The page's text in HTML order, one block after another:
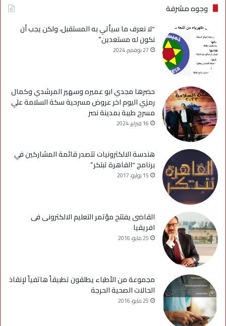
وجوه مشرفة
“لا نعرف ما سيأتي به المستقبل، ولكن يجب أن
نكون له مستعدين”
27 نوفمبر، 2024
حضرها مجدي ابو عميره وسهير المرشدي وكمال
رمزي اليوم اخر عروض مسرحية سكة السلامة علي
مسرح طيبة بمدينة نصر
16 فبراير، 2024
هندسة الالكترونيات تتصدر قائمة المشاركين في
برنامج “القاهرة تبتكر”
15 يوليو، 2017
القاضى يفتتح مؤتمر التعليم الالكترونى فى
افريقيا
25 مايو، 2016
مجموعة من الأطباء يطلقون تطبيقاً هاتفياً لإنقاذ
الحالات الصحية الحرجة
25 مايو، 2016